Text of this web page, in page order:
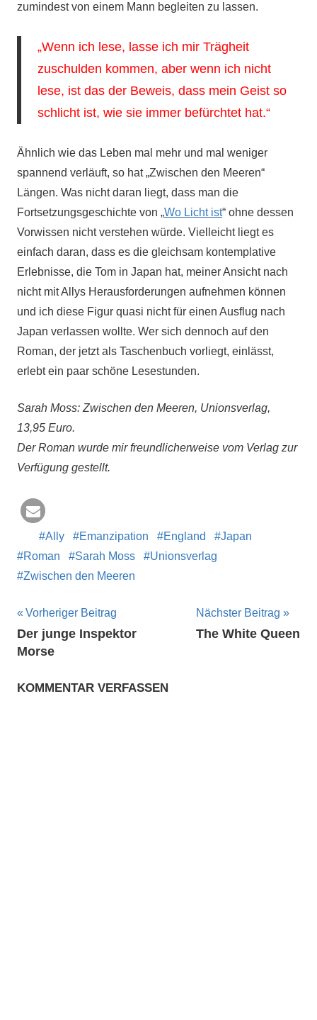
zumindest von einem Mann begleiten zu lassen.
„Wenn ich lese, lasse ich mir Trägheit
zuschulden kommen, aber wenn ich nicht
lese, ist das der Beweis, dass mein Geist so
schlicht ist, wie sie immer befürchtet hat.“
Ähnlich wie das Leben mal mehr und mal weniger
spannend verläuft, so hat „Zwischen den Meeren“
Längen. Was nicht daran liegt, dass man die
Fortsetzungsgeschichte von „Wo Licht ist“ ohne dessen
Vorwissen nicht verstehen würde. Vielleicht liegt es
einfach daran, dass es die gleichsam kontemplative
Erlebnisse, die Tom in Japan hat, meiner Ansicht nach
nicht mit Allys Herausforderungen aufnehmen können
und ich diese Figur quasi nicht für einen Ausflug nach
Japan verlassen wollte. Wer sich dennoch auf den
Roman, der jetzt als Taschenbuch vorliegt, einlässt,
erlebt ein paar schöne Lesestunden.
Sarah Moss: Zwischen den Meeren, Unionsverlag,
13,95 Euro.
Der Roman wurde mir freundlicherweise vom Verlag zur
Verfügung gestellt.
Ally Emanzipation England
Japan
Roman
Sarah Moss
Unionsverlag
Zwischen den Meeren
Beitragsnavigation
Vorheriger Beitrag
Der junge Inspektor
Morse
Nächster Beitrag
The White Queen
KOMMENTAR VERFASSEN